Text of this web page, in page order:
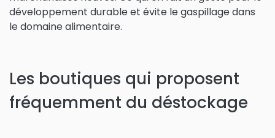
développement durable et évite le gaspillage dans
le domaine alimentaire.
Les boutiques qui proposent
fréquemment du déstockage